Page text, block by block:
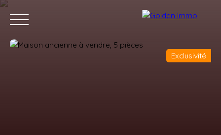
Exclusivité